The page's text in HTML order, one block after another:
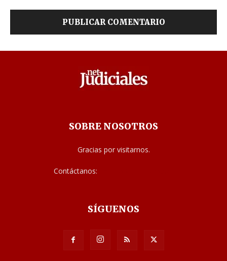
SOBRE NOSOTROS
Gracias por visitarnos.
Contáctanos:
SÍGUENOS